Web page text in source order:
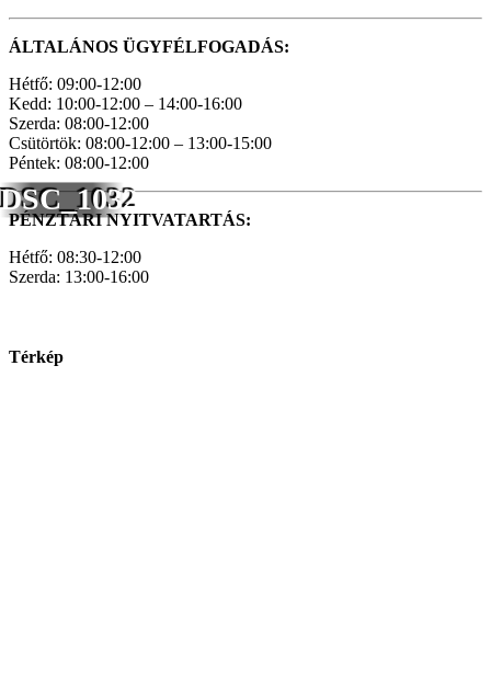
DSC_1032
ÁLTALÁNOS ÜGYFÉLFOGADÁS:
Hétfő: 09:00-12:00
Kedd: 10:00-12:00 – 14:00-16:00
Szerda: 08:00-12:00
Csütörtök: 08:00-12:00 – 13:00-15:00
Péntek: 08:00-12:00
PÉNZTÁRI NYITVATARTÁS:
Hétfő: 08:30-12:00
Szerda: 13:00-16:00
Térkép